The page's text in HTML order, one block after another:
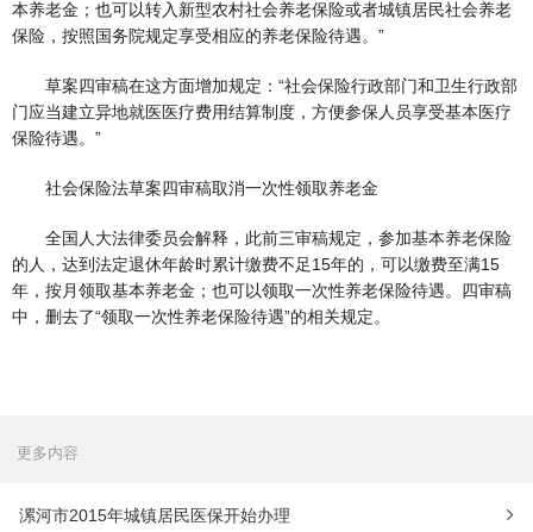
本养老金；也可以转入新型农村社会养老保险或者城镇居民社会养老
保险，按照国务院规定享受相应的养老保险待遇。”
草案四审稿在这方面增加规定：“社会保险行政部门和卫生行政部
门应当建立异地就医医疗费用结算制度，方便参保人员享受基本医疗
保险待遇。”
社会保险法草案四审稿取消一次性领取养老金
全国人大法律委员会解释，此前三审稿规定，参加基本养老保险
的人，达到法定退休年龄时累计缴费不足15年的，可以缴费至满15
年，按月领取基本养老金；也可以领取一次性养老保险待遇。四审稿
中，删去了“领取一次性养老保险待遇”的相关规定。
更多内容
漯河市2015年城镇居民医保开始办理